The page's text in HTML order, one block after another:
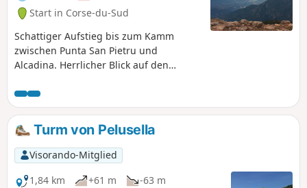
Start in Corse-du-Sud
Schattiger Aufstieg bis zum Kamm
zwischen Punta San Pietru und
Alcadina. Herrlicher Blick auf den
schneebedeckten Gipfel (im Winter) und
den gesamten Golf von Ajaccio. Der
Aufstieg ist steiler als auf der Nordseite
und ab Ocana sehr steil.
Turm von Pelusella
Visorando-Mitglied
1,84 km
+61 m
-63 m